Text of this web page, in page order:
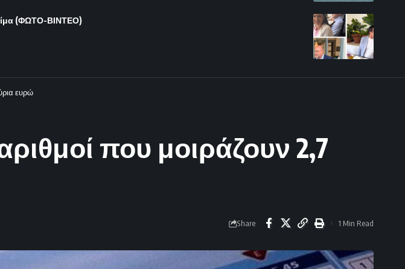
(ΦΩΤΟ-ΒΙΝΤΕΟ)
ευρώ
που μοιράζουν 2,7
Share 1 Min Read